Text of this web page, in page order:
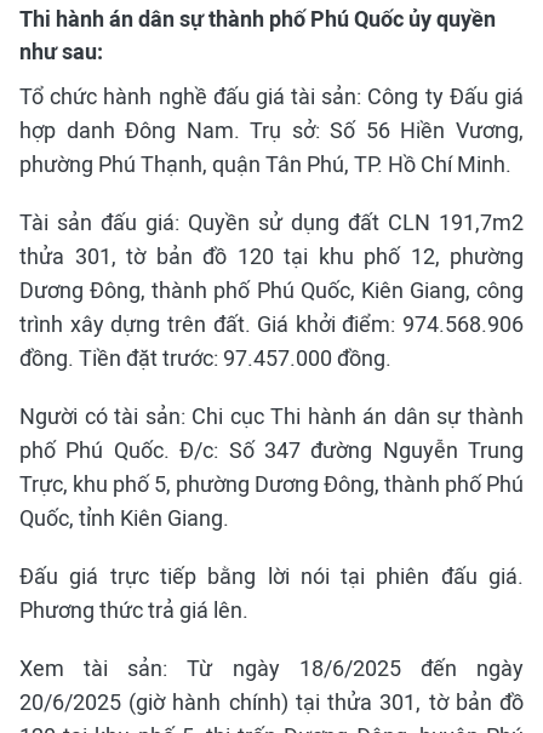
Thi hành án dân sự thành phố Phú Quốc ủy quyền
như sau:
Tổ chức hành nghề đấu giá tài sản: Công ty Đấu giá
hợp danh Đông Nam. Trụ sở: Số 56 Hiền Vương,
phường Phú Thạnh, quận Tân Phú, TP. Hồ Chí Minh.
Tài sản đấu giá: Quyền sử dụng đất CLN 191,7m2
thửa 301, tờ bản đồ 120 tại khu phố 12, phường
Dương Đông, thành phố Phú Quốc, Kiên Giang, công
trình xây dựng trên đất. Giá khởi điểm: 974.568.906
đồng. Tiền đặt trước: 97.457.000 đồng.
Người có tài sản: Chi cục Thi hành án dân sự thành
phố Phú Quốc. Đ/c: Số 347 đường Nguyễn Trung
Trực, khu phố 5, phường Dương Đông, thành phố Phú
Quốc, tỉnh Kiên Giang.
Đấu giá trực tiếp bằng lời nói tại phiên đấu giá.
Phương thức trả giá lên.
Xem tài sản: Từ ngày 18/6/2025 đến ngày
20/6/2025 (giờ hành chính) tại thửa 301, tờ bản đồ